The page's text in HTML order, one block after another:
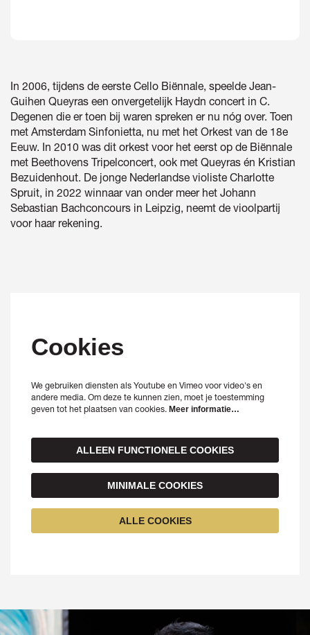
In 2006, tijdens de eerste Cello Biënnale, speelde Jean-
Guihen Queyras een onvergetelijk Haydn concert in C.
Degenen die er toen bij waren spreken er nu nóg over. Toen
met Amsterdam Sinfonietta, nu met het Orkest van de 18e
Eeuw. In 2010 was dit orkest voor het eerst op de Biënnale
met Beethovens Tripelconcert, ook met Queyras én Kristian
Bezuidenhout. De jonge Nederlandse violiste Charlotte
Spruit, in 2022 winnaar van onder meer het Johann
Sebastian Bachconcours in Leipzig, neemt de vioolpartij
voor haar rekening.
Cookies
We gebruiken diensten als Youtube en Vimeo voor video's en
andere media. Om deze te kunnen zien, moet je toestemming
geven tot het plaatsen van cookies. Meer informatie…
ALLEEN FUNCTIONELE COOKIES
MINIMALE COOKIES
ALLE COOKIES
Overslaan
Inzoomen